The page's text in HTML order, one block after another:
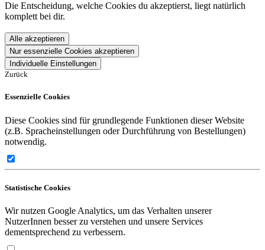
Die Entscheidung, welche Cookies du akzeptierst, liegt natürlich
komplett bei dir.
Alle akzeptieren
Nur essenzielle Cookies akzeptieren
Individuelle Einstellungen
Zurück
Essenzielle Cookies
Diese Cookies sind für grundlegende Funktionen dieser Website
(z.B. Spracheinstellungen oder Durchführung von Bestellungen)
notwendig.
Statistische Cookies
Wir nutzen Google Analytics, um das Verhalten unserer
NutzerInnen besser zu verstehen und unsere Services
dementsprechend zu verbessern.